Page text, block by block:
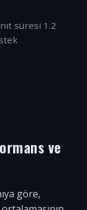
süresi 1.2
ve
göre,